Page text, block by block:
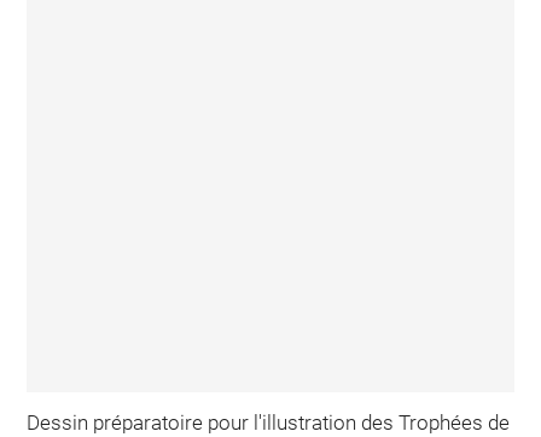
Dessin préparatoire pour l'illustration des Trophées de